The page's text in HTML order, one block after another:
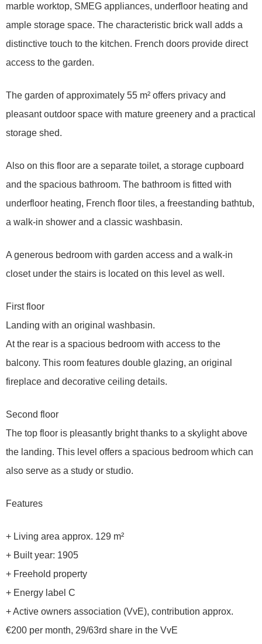
marble worktop, SMEG appliances, underfloor heating and
ample storage space. The characteristic brick wall adds a
distinctive touch to the kitchen. French doors provide direct
access to the garden.
The garden of approximately 55 m² offers privacy and
pleasant outdoor space with mature greenery and a practical
storage shed.
Also on this floor are a separate toilet, a storage cupboard
and the spacious bathroom. The bathroom is fitted with
underfloor heating, French floor tiles, a freestanding bathtub,
a walk-in shower and a classic washbasin.
A generous bedroom with garden access and a walk-in
closet under the stairs is located on this level as well.
First floor
Landing with an original washbasin.
At the rear is a spacious bedroom with access to the
balcony. This room features double glazing, an original
fireplace and decorative ceiling details.
Second floor
The top floor is pleasantly bright thanks to a skylight above
the landing. This level offers a spacious bedroom which can
also serve as a study or studio.
Features
+ Living area approx. 129 m²
+ Built year: 1905
+ Freehold property
+ Energy label C
+ Active owners association (VvE), contribution approx.
€200 per month, 29/63rd share in the VvE